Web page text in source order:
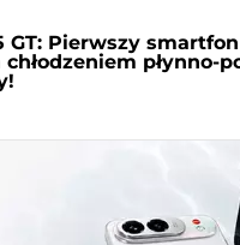
GT: Pierwszy
płynno-